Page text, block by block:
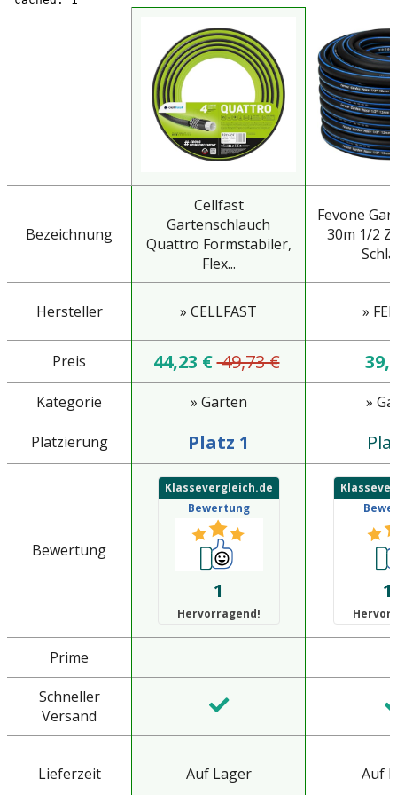
Bezeichnung
Cellfast
Gartenschlauch
Quattro Formstabiler,
Flex...
Fevone
30m 1/2
Hersteller » CELLFAST »
Preis 44,23 €49,73 €
Kategorie » Garten »
Platzierung Platz 1
Bewertung
Klassevergleich.de
Bewertung
1
Hervorragend!
Prime
Schneller
Versand
Lieferzeit Auf Lager Auf